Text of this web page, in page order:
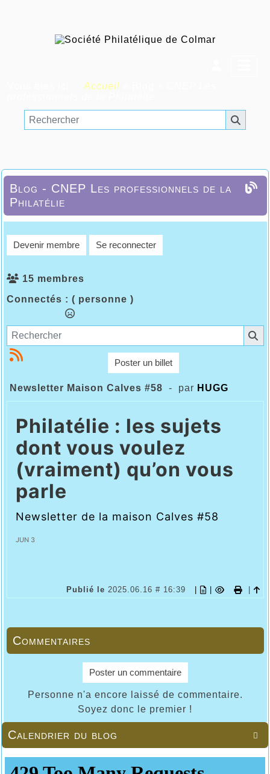
Accueil

Calendrier du blog
Blog - CNEP Les professionnels de la
Philatélie
Devenir membre Se reconnecter
15 membres
Connectés : ( personne )
Poster un billet
Newsletter Maison Calves #58 - par HUGG
Philatélie : les sujets
dont vous voulez
(vraiment) qu’on vous
parle
Newsletter de la maison Calves #58
JUN 3
Publié le 2025.06.16 # 16:39
Commentaires
Poster un commentaire
Personne n'a encore laissé de commentaire.
Soyez donc le premier !